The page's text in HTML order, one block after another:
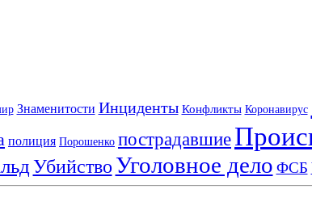
Знаменитости Инциденты Конфликты Коронавирус
полиция Порошенко пострадавшие
Убийство Уголовное дело ФСБ